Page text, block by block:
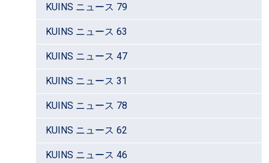
KUINS ニュース 79
KUINS ニュース 63
KUINS ニュース 47
KUINS ニュース 31
KUINS ニュース 78
KUINS ニュース 62
KUINS ニュース 46